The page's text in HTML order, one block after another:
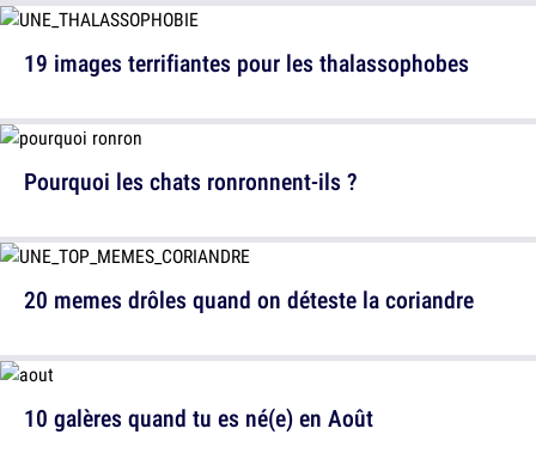
Pourquoi les chats ronronnent-ils ?
10 galères quand tu es né(e) en Août
19 images terrifiantes pour les thalassophobes
20 memes drôles quand on déteste la coriandre